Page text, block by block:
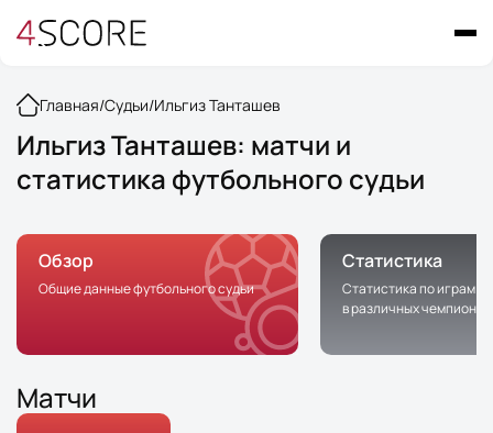
Главная/Судьи/Ильгиз Танташев
Ильгиз Танташев: матчи и
статистика футбольного судьи
Обзор
Общие данные футбольного судьи
Статистика
Статистика по играм с
в различных
Матчи